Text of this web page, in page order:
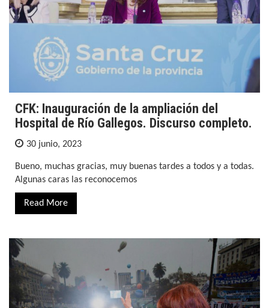
CFK: Inauguración de la ampliación del
Hospital de Río Gallegos. Discurso completo.
30 junio, 2023
Bueno, muchas gracias, muy buenas tardes a todos y a todas.
Algunas caras las reconocemos
Read More